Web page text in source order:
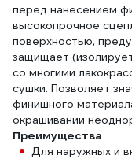
перед нанесением
высокопрочное
поверхностью,
защищает
со многими
сушки. Позволяет
финишного
окрашивании
Преимущества
Для наружных и